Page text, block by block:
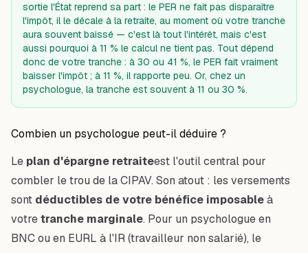
sortie l'État reprend sa part : le PER ne fait pas disparaître
l'impôt, il le décale à la retraite, au moment où votre tranche
aura souvent baissé — c'est là tout l'intérêt, mais c'est
aussi pourquoi à 11 % le calcul ne tient pas. Tout dépend
donc de votre tranche : à 30 ou 41 %, le PER fait vraiment
baisser l'impôt ; à 11 %, il rapporte peu. Or, chez un
psychologue, la tranche est souvent à 11 ou 30 %.
Combien un psychologue peut-il déduire ?
Le plan d'épargne retraiteest l'outil central pour
combler le trou de la CIPAV. Son atout : les versements
sont déductibles de votre bénéfice imposableà
votretranche marginale. Pour un psychologue en
BNC ou en EURL à l'IR (travailleur non salarié), le